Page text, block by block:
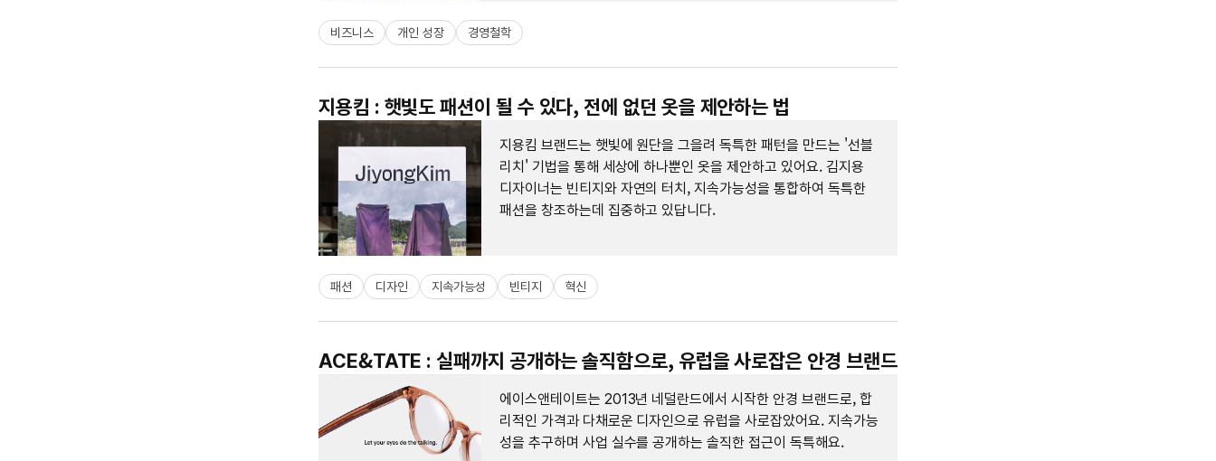
비즈니스 개인 성장 경영철학
지용킴 : 햇빛도 패션이 될 수 있다, 전에 없던 옷을 제안하는 법
지용킴 브랜드는 햇빛에 원단을 그을려 독특한 패턴을 만드는 '선블
리치' 기법을 통해 세상에 하나뿐인 옷을 제안하고 있어요. 김지용
디자이너는 빈티지와 자연의 터치, 지속가능성을 통합하여 독특한
패션을 창조하는데 집중하고 있답니다.
패션 디자인 지속가능성 빈티지 혁신
ACE&TATE : 실패까지 공개하는 솔직함으로, 유럽을 사로잡은 안경 브랜드
에이스앤테이트는 2013년 네덜란드에서 시작한 안경 브랜드로, 합
리적인 가격과 다채로운 디자인으로 유럽을 사로잡았어요. 지속가능
성을 추구하며 사업 실수를 공개하는 솔직한 접근이 독특해요.